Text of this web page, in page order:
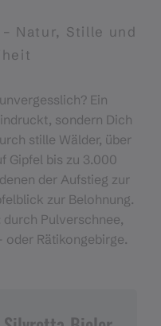
Natur, Stille und
Ein
sondern Dich
stille Wälder, über
Gipfel bis zu 3.000
der Aufstieg zur
zur Belohnung.
Pulverschnee,
Rätikongebirge.